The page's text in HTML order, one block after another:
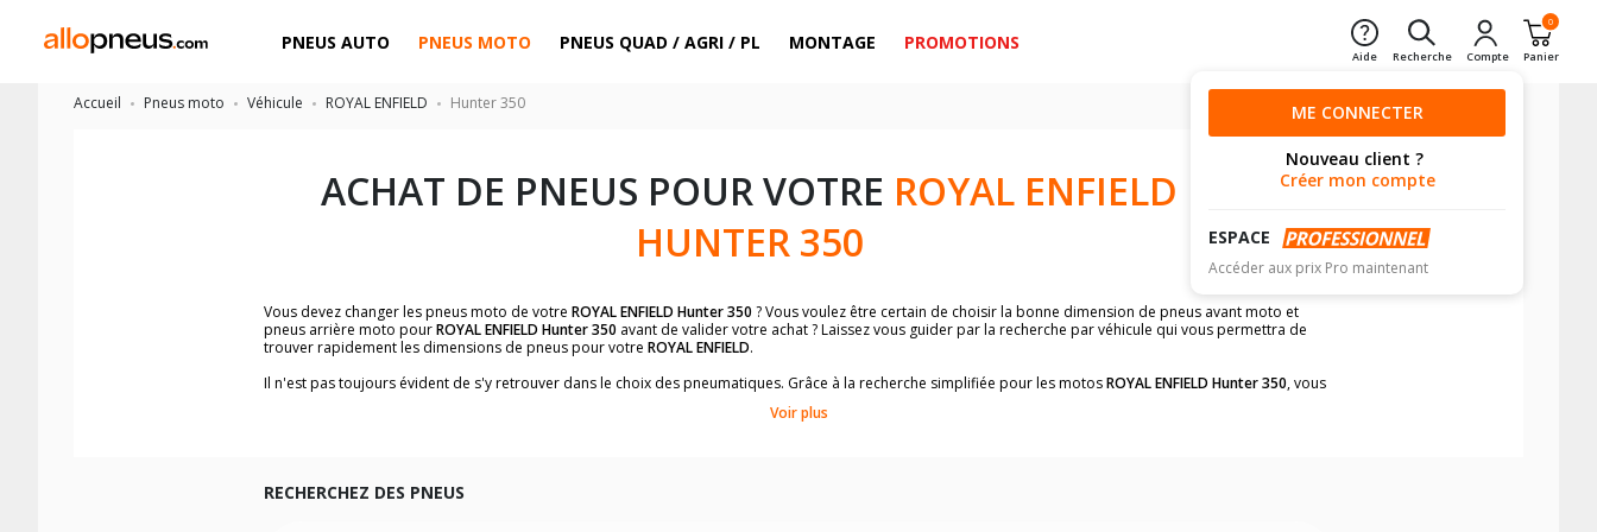
PNEUS AUTO PNEUS MOTO PNEUS QUAD / AGRI / PL MONTAGE PROMOTIONS
Aide Recherche Compte
0
Panier
ME CONNECTER
Nouveau client ?
Créer mon compte
ESPACE
Accéder aux prix Pro maintenant
Accueil Pneus moto Véhicule ROYAL ENFIELD Hunter 350
ACHAT DE PNEUS POUR VOTRE ROYAL ENFIELD
HUNTER 350
Vous devez changer les pneus moto de votre ROYAL ENFIELD Hunter 350 ? Vous voulez être certain de choisir la bonne dimension de pneus avant moto et
pneus arrière moto pourROYAL ENFIELD Hunter 350 avant de valider votre achat ? Laissez vous guider par la recherche par véhicule qui vous permettra de
trouver rapidement les dimensions de pneus pour votre ROYAL ENFIELD.
Il n'est pas toujours évident de s'y retrouver dans le choix des pneumatiques. Grâce à la recherche simplifiée pour les motosROYAL ENFIELD Hunter 350, vous
Vous ne savez pas comment trouver les dimensions de vos pneus ? Ces informations sont indiquées sur le flanc des pneumatiques, dans le carnet de bord de
facilement.
Voir plus
RECHERCHEZ DES PNEUS